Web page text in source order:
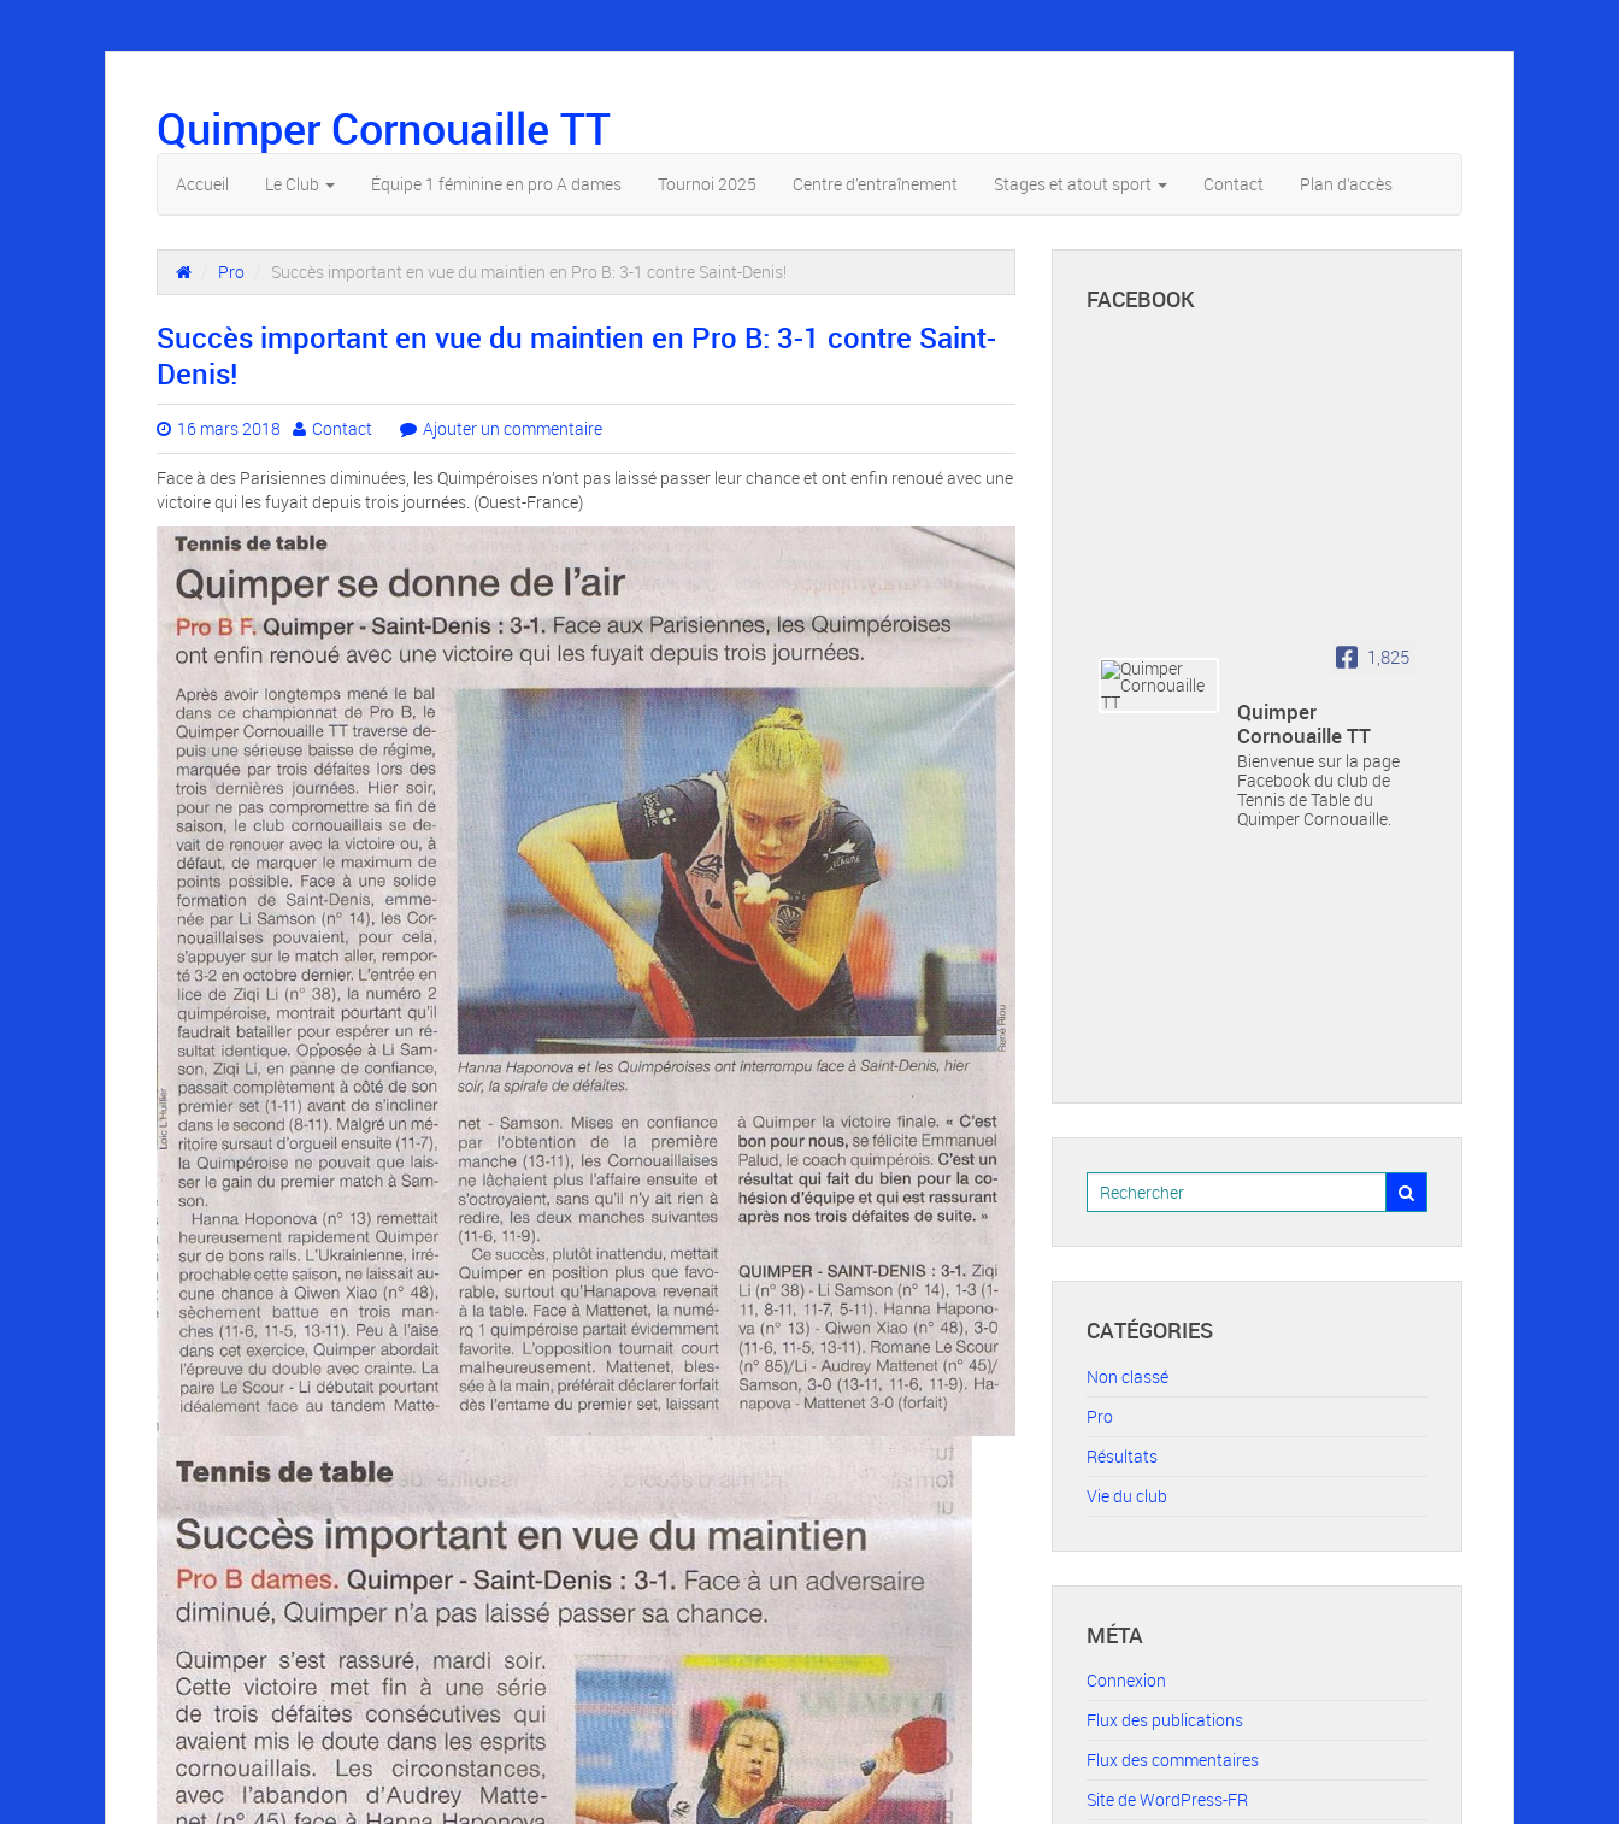
Quimper Cornouaille TT
Accueil Le Club Équipe 1 féminine en pro A dames Tournoi 2025 Centre d’entraînement Stages et atout sport Contact Plan d’accès
Pro Succès important en vue du maintien en Pro B: 3-1 contre Saint-Denis!
Succès important en vue du maintien en Pro B: 3-1 contre Saint-
Denis!
16 mars 2018 Contact Ajouter un commentaire
Face à des Parisiennes diminuées, les Quimpéroises n’ont pas laissé passer leur chance et ont enfin renoué avec une
victoire qui les fuyait depuis trois journées. (Ouest-France)
FACEBOOK
1,825
Quimper
Cornouaille TT
Bienvenue sur la page
Facebook du club de
Tennis de Table du
Quimper Cornouaille.
CATÉGORIES
Non classé
Pro
Résultats
Vie du club
MÉTA
Connexion
Flux des publications
Flux des commentaires
Site de WordPress-FR